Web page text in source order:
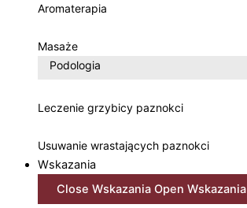
Aromaterapia
Masaże
Podologia
Leczenie grzybicy paznokci
Usuwanie wrastających paznokci
Wskazania
Close Wskazania Open Wskazania